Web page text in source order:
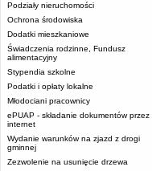
Podziały nieruchomości
Ochrona środowiska
Dodatki mieszkaniowe
Świadczenia rodzinne, Fundusz
alimentacyjny
Stypendia szkolne
Podatki i opłaty lokalne
Młodociani pracownicy
ePUAP - składanie dokumentów przez
internet
Wydanie warunków na zjazd z drogi
gminnej
Zezwolenie na usunięcie drzewa